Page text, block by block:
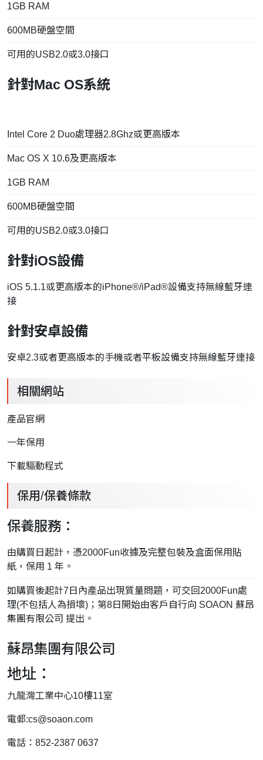
1GB RAM
600MB硬盤空間
可用的USB2.0或3.0接口
針對Mac OS系統
Intel Core 2 Duo處理器2.8Ghz或更高版本
Mac OS X 10.6及更高版本
1GB RAM
600MB硬盤空間
可用的USB2.0或3.0接口
針對iOS設備
iOS 5.1.1或更高版本的iPhone®/iPad®設備支持無線藍牙連
接
針對安卓設備
安卓2.3或者更高版本的手機或者平板設備支持無線藍牙連接
相關網站
產品官網
一年保用
下載驅動程式
保用/保養條款
保養服務：
由購買日起計，憑2000Fun收據及完整包裝及盒面保用貼
紙，保用 1 年。
如購買後起計7日內產品出現質量問題，可交回2000Fun處
理(不包括人為損壞)；第8日開始由客戶自行向 SOAON 蘇昂
集團有限公司 提出。
蘇昂集團有限公司
地址：
九龍灣工業中心10樓11室
電郵:cs@soaon.com
電話：852-2387 0637